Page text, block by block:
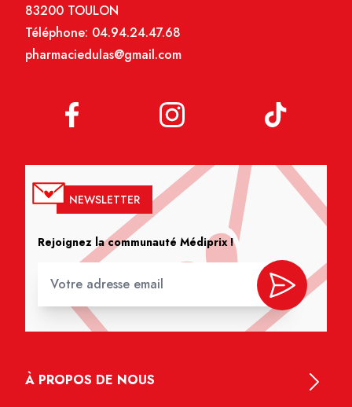
83200 TOULON
Téléphone: 04.94.24.47.68
pharmaciedulas@gmail.com
NEWSLETTER
Rejoignez la communauté Médiprix !
À PROPOS DE NOUS